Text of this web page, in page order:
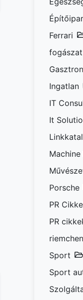
Építőipar
Ferrari
Ingatlan
IT
It
Porsche
PR
PR
riemchen
Sport
Sport